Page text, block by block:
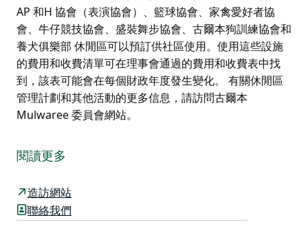
AP 和H 協會（表演協會）、籃球協會、家禽愛好者協
會、牛仔競技協會、盛裝舞步協會、古爾本狗訓練協會和
養犬俱樂部 休閒區可以預訂供社區使用。使用這些設施
的費用和收費清單可在理事會通過的費用和收費表中找
到，該表可能會在每個財政年度發生變化。 有關休閒區
管理計劃和其他活動的更多信息，請訪問古爾本
Mulwaree 委員會網站。
頃，位於 Mulwaree 河沿岸。這是一個皇家保護區，由
理事會作為受託人管理該建築群。理事會由“管理委員會”
協助，該委員會由每個主要娛樂用戶的代表組成。
休閒區的主要用戶包括灰狗賽馬會、馬俱賽跑和訓練協
會、AP 和H 協會（表演協會）、籃球協會、家禽愛好者
閱讀更多
造訪網站
聯絡我們